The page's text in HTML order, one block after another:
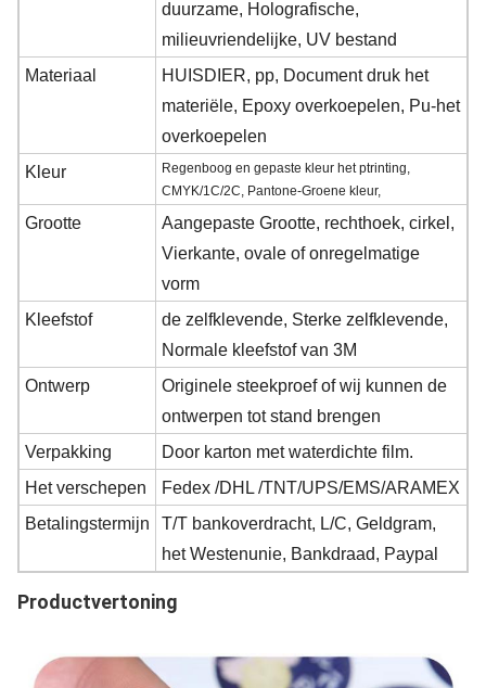
duurzame, Holografische,
milieuvriendelijke, UV bestand
Materiaal
HUISDIER, pp, Document druk het
materiële, Epoxy overkoepelen, Pu-het
overkoepelen
Kleur
Regenboog en gepaste kleur het ptrinting,
CMYK/1C/2C, Pantone-Groene kleur,
Grootte
Aangepaste Grootte, rechthoek, cirkel,
Vierkante, ovale of onregelmatige
vorm
Kleefstof
de zelfklevende, Sterke zelfklevende,
Normale kleefstof van 3M
Ontwerp
Originele steekproef of wij kunnen de
ontwerpen tot stand brengen
Verpakking
Door karton met waterdichte film.
Het verschepen
Fedex /DHL /TNT/UPS/EMS/ARAMEX
Betalingstermijn
T/T bankoverdracht, L/C, Geldgram,
het Westenunie, Bankdraad, Paypal
Productvertoning